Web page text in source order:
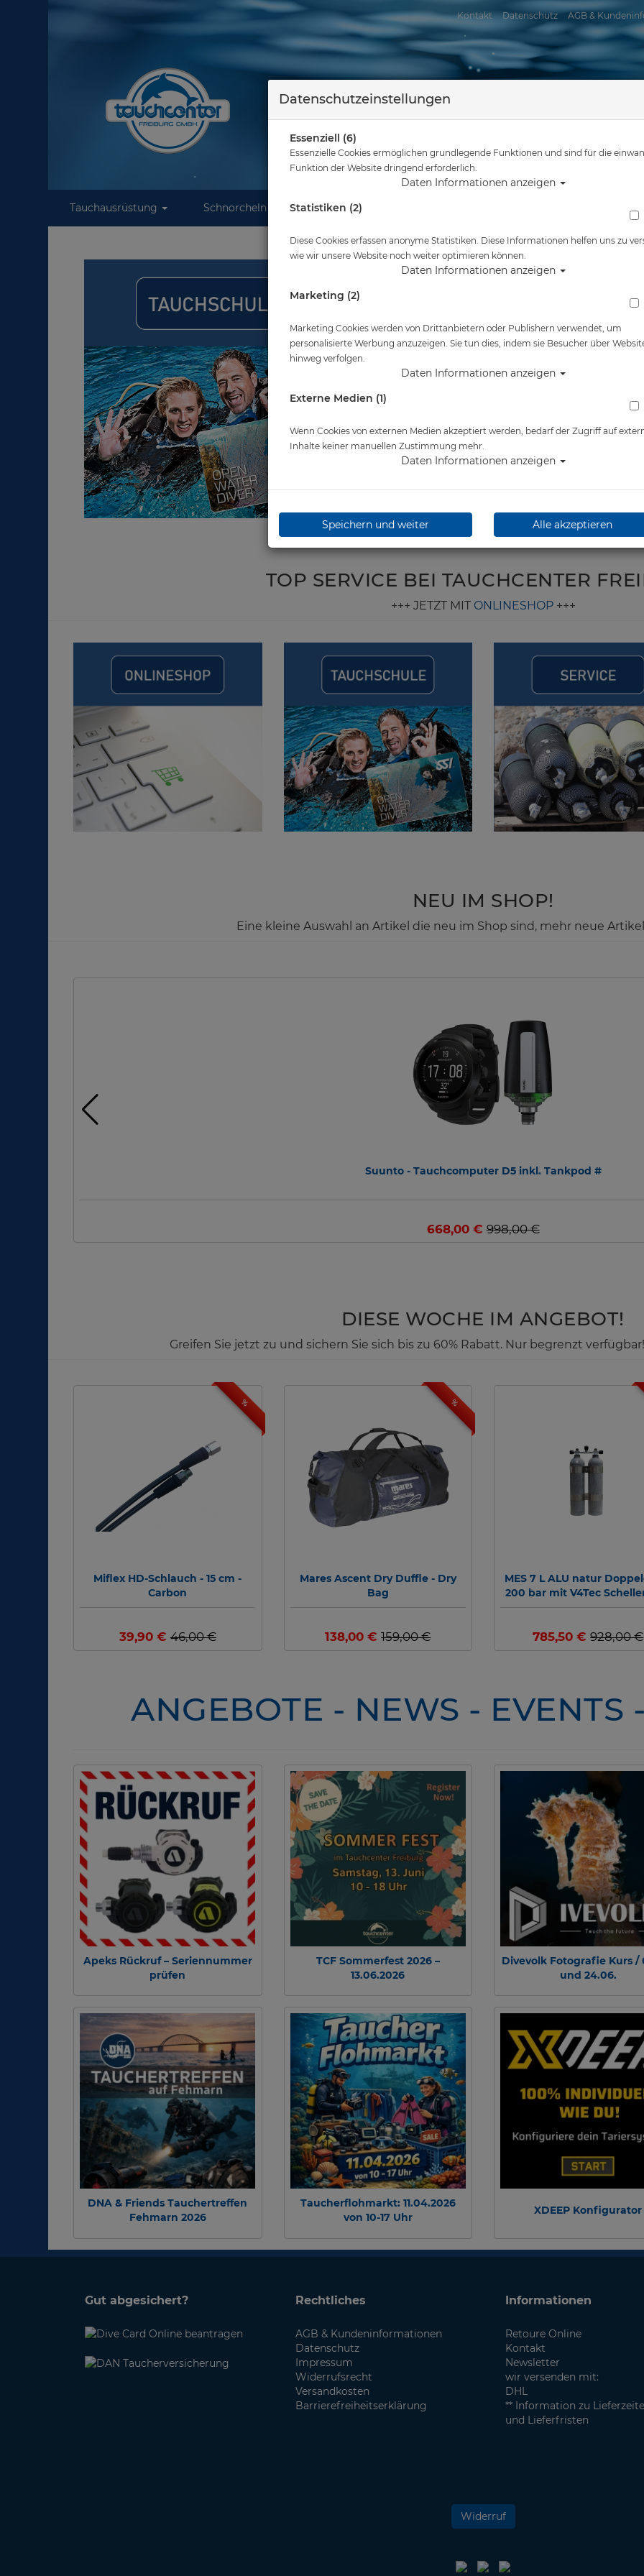
Kontakt Datenschutz AGB &
Tauchausrüstung Schnorcheln Wassersport Reisen
Sie sind hier Startseite
TOP SERVICE BEI TAUCHCENTER
+++ JETZT MIT ONLINESHOP+++
NEU IM SHOP!
Eine kleine Auswahl an Artikel die neu im Shop sind, mehr neue
Suunto - Tauchcomputer D5 inkl. Tankpod #
668,00 €998,00 €
DIESE WOCHE IM ANGEBOT!
Greifen Sie jetzt zu und sichern Sie sich bis zu 60% Rabatt. Nur begrenzt
%
Miflex HD-Schlauch - 15 cm -
Carbon
39,90 €46,00 €
%
Mares Ascent Dry Duffle - Dry
Bag
138,00 €159,00 €
MES 7 L ALU natur
200 bar mit V4Tec
785,50 €928,00 €
ANGEBOTE - NEWS - EVENTS
Apeks Rückruf – Seriennummer
prüfen
TCF Sommerfest 2026 –
13.06.2026
Divevolk Fotografie Kurs /
und 24.06.
DNA & Friends Tauchertreffen
Fehmarn 2026
Taucherflohmarkt: 11.04.2026
von 10-17 Uhr
XDEEP Konfigurator
Gut abgesichert? Rechtliches
AGB & Kundeninformationen
Datenschutz
Impressum
Widerrufsrecht
Versandkosten
Barrierefreiheitserklärung
Informationen
Retoure Online
Kontakt
Newsletter
wir versenden mit:
DHL
** Information zu
und Lieferfristen
Widerruf
Datenschutzeinstellungen
Essenziell (6)
Essenzielle Cookies ermöglichen grundlegende Funktionen und sind für die
Funktion der Website dringend erforderlich.
Daten Informationen anzeigen
Statistiken (2)
Diese Cookies erfassen anonyme Statistiken. Diese Informationen helfen uns zu
wie wir unsere Website noch weiter optimieren können.
Daten Informationen anzeigen
Marketing (2)
Marketing Cookies werden von Drittanbietern oder Publishern verwendet, um
personalisierte Werbung anzuzeigen. Sie tun dies, indem sie Besucher über
hinweg verfolgen.
Daten Informationen anzeigen
Externe Medien (1)
Wenn Cookies von externen Medien akzeptiert werden, bedarf der Zugriff auf
Inhalte keiner manuellen Zustimmung mehr.
Daten Informationen anzeigen
Speichern und weiter Alle akzeptieren